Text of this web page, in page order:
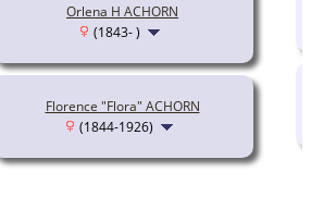
Orlena H ACHORN
(1843- )
Florence "Flora" ACHORN
(1844-1926)